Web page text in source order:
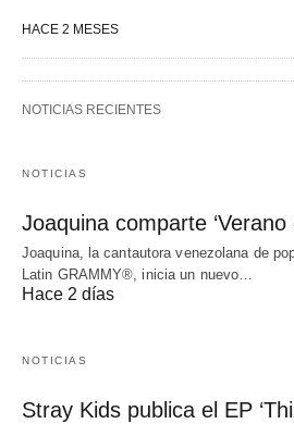
HACE 2 MESES
NOTICIAS RECIENTES
NOTICIAS
Joaquina comparte ‘Verano
Joaquina, la cantautora venezolana de
Latin GRAMMY®, inicia un nuevo…
Hace 2 días
NOTICIAS
Stray Kids publica el EP